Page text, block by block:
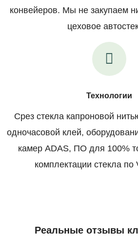
конвейеров. Мы не закупаем
цеховое
Технологии
Срез стекла капроновой
одночасовой клей,
камер ADAS, ПО для 100%
комплектации стекла по
Реальные отзывы